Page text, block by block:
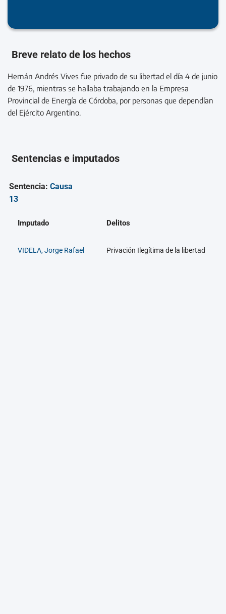
Breve relato de los hechos
Hernán Andrés Vives fue privado de su libertad el día 4 de junio
de 1976, mientras se hallaba trabajando en la Empresa
Provincial de Energía de Córdoba, por personas que dependían
del Ejército Argentino.
Sentencias e imputados
Sentencia: Causa
13
Imputado Delitos
VIDELA, Jorge Rafael Privación Ilegítima de la libertad